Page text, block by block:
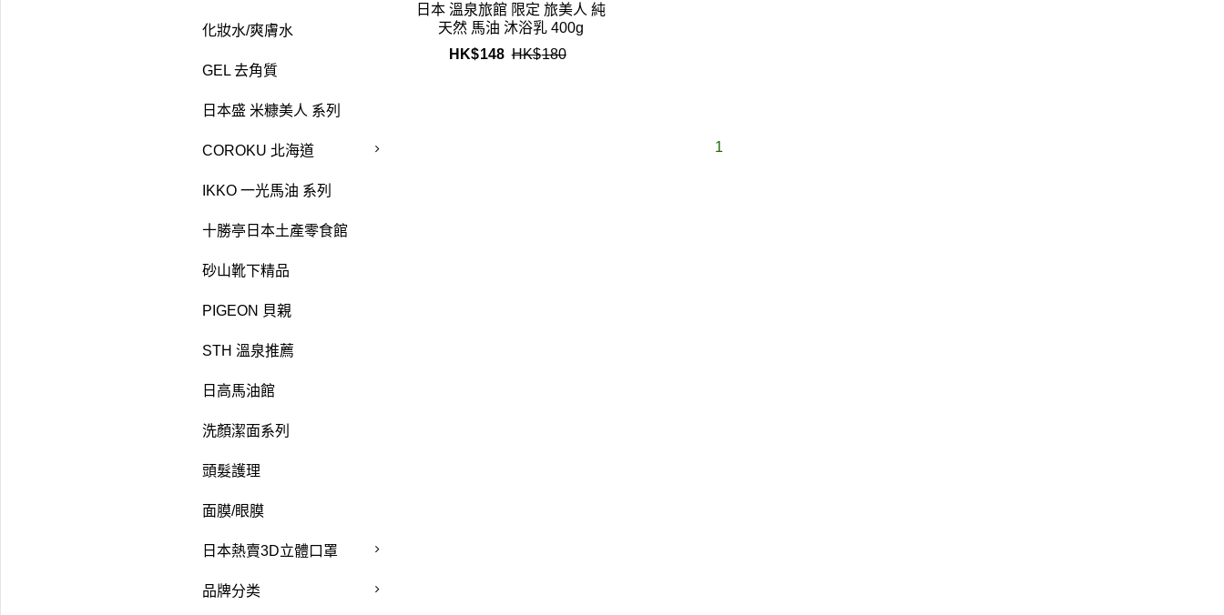
化妝水/爽膚水
GEL 去角質
日本盛 米糠美人 系列
COROKU 北海道
IKKO 一光馬油 系列
十勝亭日本土產零食館
砂山靴下精品
PIGEON 貝親
STH 溫泉推薦
日高馬油館
洗顏潔面系列
頭髮護理
面膜/眼膜
日本熱賣3D立體口罩
品牌分类
日本 溫泉旅館 限定 旅美人 純
天然 馬油 沐浴乳 400g
HK$148 HK$180
1